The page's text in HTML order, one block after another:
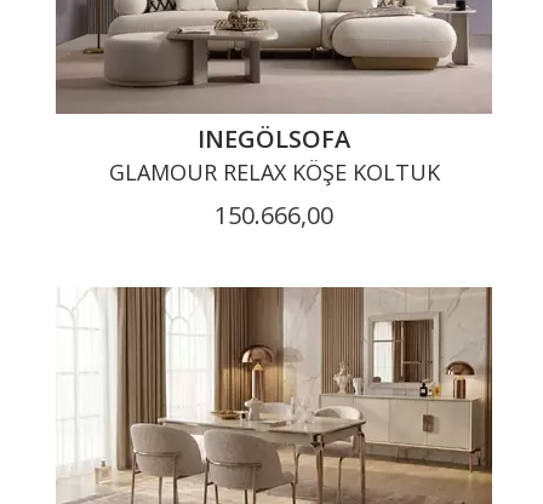
INEGÖLSOFA
GLAMOUR RELAX KÖŞE KOLTUK
150.666,00